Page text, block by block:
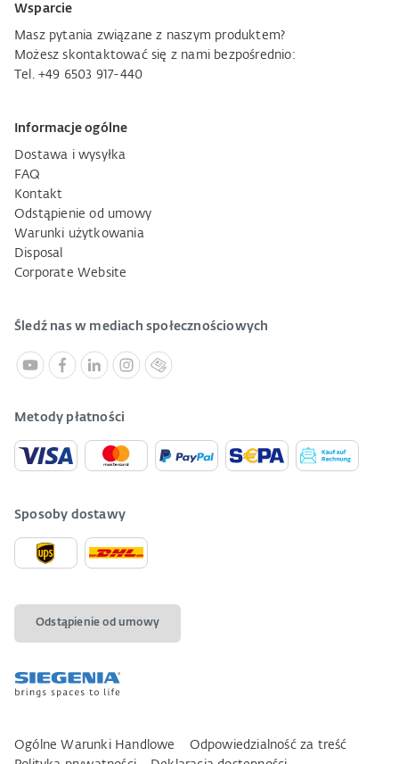
Wsparcie
Masz pytania związane z naszym produktem?
Możesz skontaktować się z nami bezpośrednio:
Tel. +49 6503 917-440
Informacje ogólne
Dostawa i wysyłka
FAQ
Kontakt
Odstąpienie od umowy
Warunki użytkowania
Disposal
Corporate Website
Śledź nas w mediach społecznościowych
Metody płatności
Sposoby dostawy
Odstąpienie od umowy
Ogólne Warunki Handlowe
Odpowiedzialność za treść